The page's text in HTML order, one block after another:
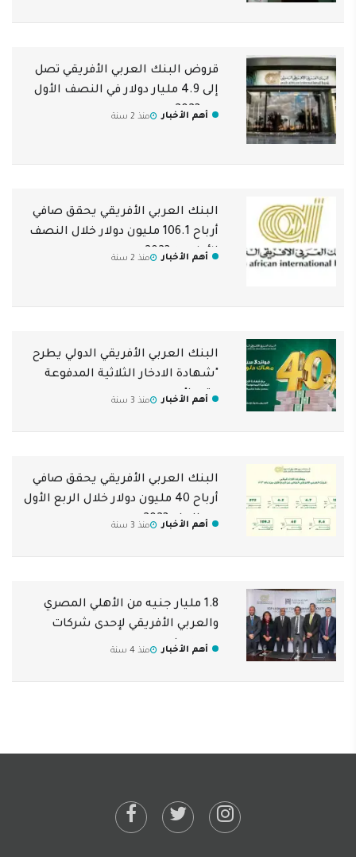
قروض البنك العربي الأفريقي تصل
إلى 4.9 مليار دولار في النصف الأول
من 2023أهم الأخبار منذ 2 سنة
البنك العربي الأفريقي يحقق صافي
أرباح 106.1 مليون دولار خلال النصف
الأول من 2023
أهم الأخبار منذ 2 سنة
البنك العربي الأفريقي الدولي يطرح
"شهادة الادخار الثلاثية المدفوعة
مقدما"
أهم الأخبار منذ 3 سنة
البنك العربي الأفريقي يحقق صافي
أرباح 40 مليون دولار خلال الربع الأول
من العام 2023
أهم الأخبار منذ 3 سنة
1.8 مليار جنيه من الأهلي المصري
والعربي الأفريقي لإحدى شركات
حسن علام
أهم الأخبار منذ 4 سنة